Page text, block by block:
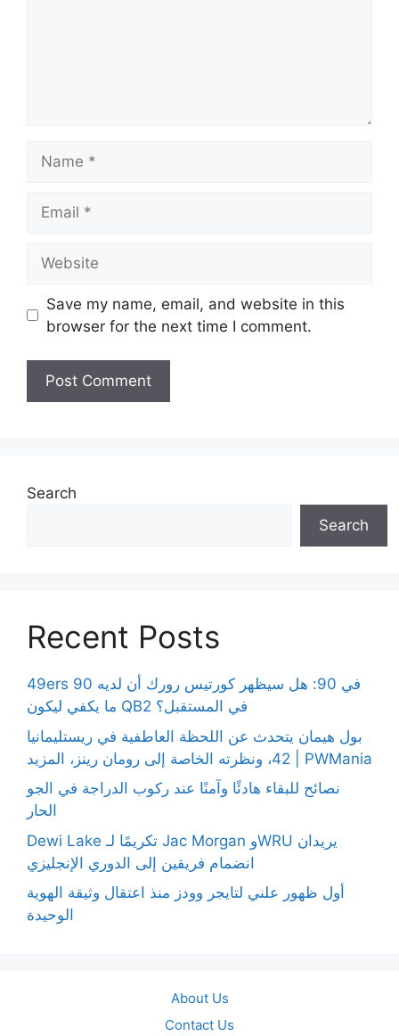
Save my name, email, and website in this
browser for the next time I comment.
Search
Search
Recent Posts
49ers 90 في 90: هل سيظهر كورتيس رورك أن لديه
ما يكفي ليكون QB2 في المستقبل؟
بول هيمان يتحدث عن اللحظة العاطفية في ريستليمانيا
42، ونظرته الخاصة إلى رومان رينز، المزيد | PWMania
نصائح للبقاء هادئًا وآمنًا عند ركوب الدراجة في الجو
الحار
Dewi Lake تكريمًا لـ Jac Morgan وWRU يريدان
انضمام فريقين إلى الدوري الإنجليزي
أول ظهور علني لتايجر وودز منذ اعتقال وثيقة الهوية
الوحيدة
About Us
Contact Us